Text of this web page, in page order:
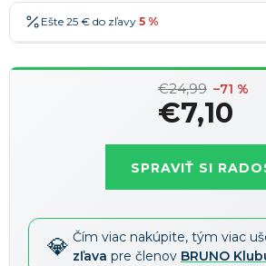
Ešte 25 € do zľavy 5 %
€24,99 –71 %
€7,10
SPRAVIŤ SI
Čím viac nakúpite, tým viac
zľava pre členov BRUNO